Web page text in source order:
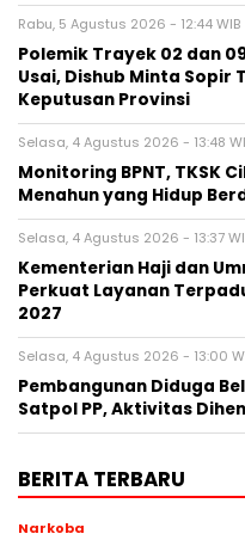
Rabu, 5 Agustus 2026 - 12:44 WIB
Polemik Trayek 02 dan
Usai, Dishub Minta Sopir
Keputusan Provinsi
Selasa, 4 Agustus 2026 - 13:48
‎Monitoring BPNT, TKSK
Menahun yang Hidup
Selasa, 4 Agustus 2026 - 13:37
Kementerian Haji dan
Perkuat Layanan
2027
Selasa, 4 Agustus 2026 - 13:00
‎Pembangunan Diduga
Satpol PP, Aktivitas
BERITA TERBARU
Narkoba